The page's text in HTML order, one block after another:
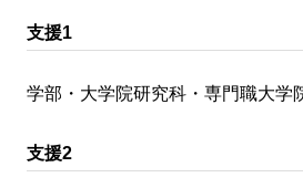
支援1
学部・大学院研究科・専門職大学
支援2